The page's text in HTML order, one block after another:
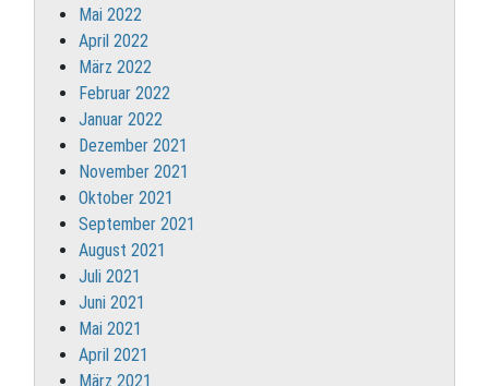
Mai 2022
April 2022
März 2022
Februar 2022
Januar 2022
Dezember 2021
November 2021
Oktober 2021
September 2021
August 2021
Juli 2021
Juni 2021
Mai 2021
April 2021
März 2021